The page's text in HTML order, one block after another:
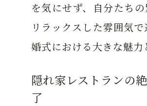
を気にせず、自分たち
リラックスした雰囲気
婚式における大きな魅力
隠れ家レストランの
了